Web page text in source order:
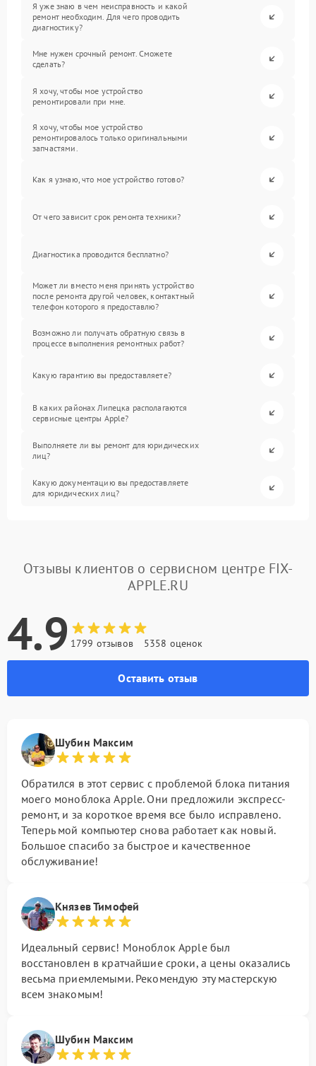
Я уже знаю в чем неисправность и какой
ремонт необходим. Для чего проводить
диагностику?
Мне нужен срочный ремонт. Сможете
сделать?
Я хочу, чтобы мое устройство
ремонтировали при мне.
Я хочу, чтобы мое устройство
ремонтировалось только оригинальными
запчастями.
Как я узнаю, что мое устройство готово?
От чего зависит срок ремонта техники?
Диагностика проводится бесплатно?
Может ли вместо меня принять устройство
после ремонта другой человек, контактный
телефон которого я предоставлю?
Возможно ли получать обратную связь в
процессе выполнения ремонтных работ?
Какую гарантию вы предоставляете?
В каких районах Липецка располагаются
сервисные центры Apple?
Выполняете ли вы ремонт для юридических
лиц?
Какую документацию вы предоставляете
для юридических лиц?
Отзывы клиентов о сервисном центре FIX-
APPLE.RU
4.9 1799 отзывов 5358 оценок
Оставить отзыв
Шубин Максим
Обратился в этот сервис с проблемой блока питания
моего моноблока Apple. Они предложили экспресс-
ремонт, и за короткое время все было исправлено.
Теперь мой компьютер снова работает как новый.
Большое спасибо за быстрое и качественное
обслуживание!
Князев Тимофей
Идеальный сервис! Моноблок Apple был
восстановлен в кратчайшие сроки, а цены оказались
весьма приемлемыми. Рекомендую эту мастерскую
всем знакомым!
Шубин Максим